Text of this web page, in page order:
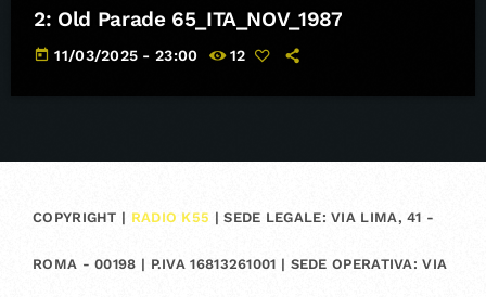
2: Old Parade 65_ITA_NOV_1987
today 11/03/2025 - 23:00 12
COPYRIGHT | RADIO K55 | SEDE LEGALE: VIA LIMA, 41 -
ROMA - 00198 | P.IVA 16813261001 | SEDE OPERATIVA: VIA